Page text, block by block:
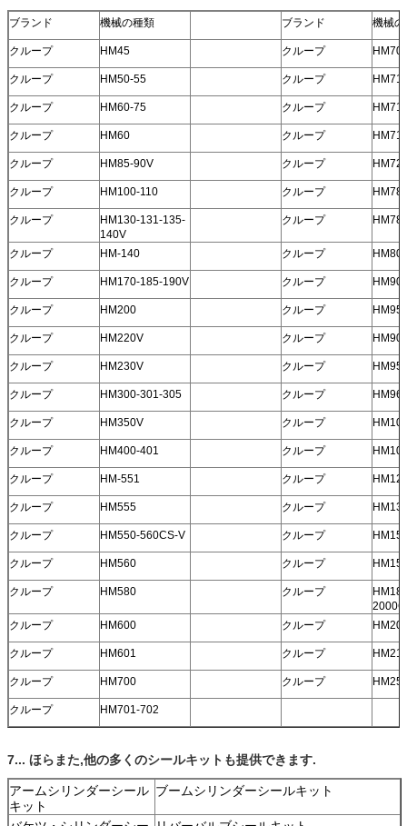
ブランド 機械の種類 ブランド 機械
クループ HM45 クループ
クループ HM50-55 クループ HM711
クループ HM60-75 クループ
クループ HM60 クループ
クループ HM85-90V クループ
クループ HM100-110 クループ
クループ
HM130-131-135-
140V
クループ
クループ HM-140 クループ
クループ HM170-185-190V クループ
クループ HM200 クループ
クループ HM220V クループ
クループ HM230V クループ
クループ HM300-301-305 クループ
クループ HM350V クループ
クループ HM400-401 クループ
クループ HM-551 クループ
クループ HM555 クループ
クループ HM550-560CS-V クループ
クループ HM560 クループ
クループ HM580 クループ
クループ
HM600 クループ
クループ HM601 クループ
クループ HM700 クループ
クループ HM701-702
7... ほら また,他の多くのシールキットも提供できます.
アームシリンダーシール
キット
ブームシリンダーシールキット